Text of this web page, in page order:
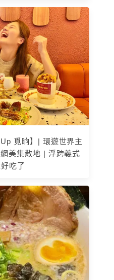
覓晌】| 環遊世界主
美集散地 | 浮跨義式
吃了